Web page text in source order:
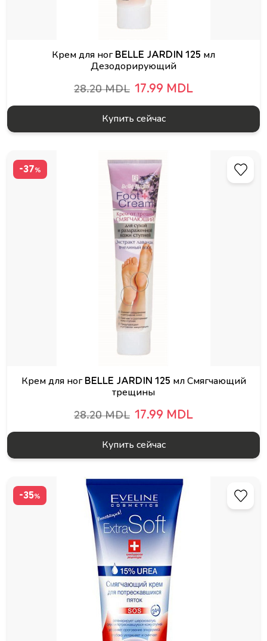
Крем для ног BELLE JARDIN 125 мл
Дезодорирующий
28.20 MDL 17.99 MDL
Купить сейчас
-37%
Крем для ног BELLE JARDIN 125 мл Смягчающий
трещины
28.20 MDL 17.99 MDL
Купить сейчас
-35%